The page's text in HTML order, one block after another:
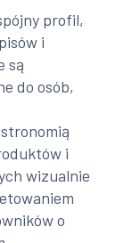
profil,
i
są
do osób,
i
wizualnie
o